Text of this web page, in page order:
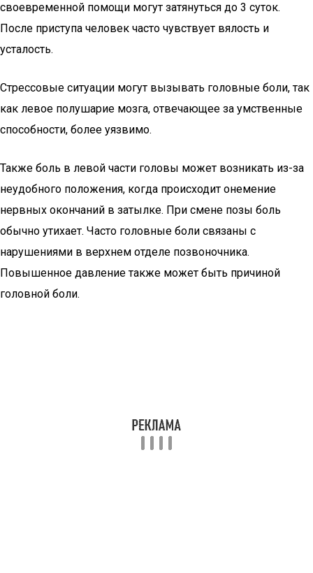
своевременной помощи могут затянуться до 3 суток.
После приступа человек часто чувствует вялость и
усталость.
Стрессовые ситуации могут вызывать головные боли, так
как левое полушарие мозга, отвечающее за умственные
способности, более уязвимо.
Также боль в левой части головы может возникать из-за
неудобного положения, когда происходит онемение
нервных окончаний в затылке. При смене позы боль
обычно утихает. Часто головные боли связаны с
нарушениями в верхнем отделе позвоночника.
Повышенное давление также может быть причиной
головной боли.